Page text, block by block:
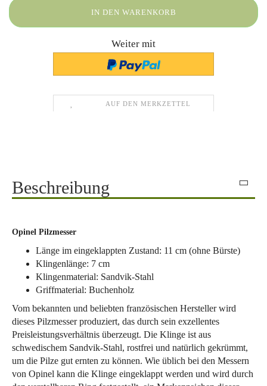
Weiter mit
AUF DEN MERKZETTEL
Beschreibung
Opinel Pilzmesser
Länge im eingeklappten Zustand: 11 cm (ohne Bürste)
Klingenlänge: 7 cm
Klingenmaterial: Sandvik-Stahl
Griffmaterial: Buchenholz
Vom bekannten und beliebten französischen Hersteller wird
dieses Pilzmesser produziert, das durch sein exzellentes
Preisleistungsverhältnis überzeugt. Die Klinge ist aus
schwedischem Sandvik-Stahl, rostfrei und natürlich gekrümmt,
um die Pilze gut ernten zu können. Wie üblich bei den Messern
von Opinel kann die Klinge eingeklappt werden und wird durch